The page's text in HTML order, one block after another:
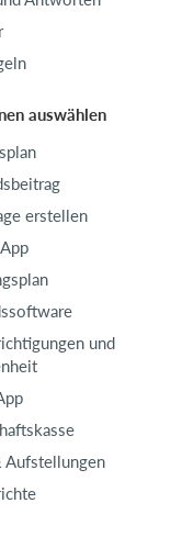
auswählen
erstellen
und
Aufstellungen